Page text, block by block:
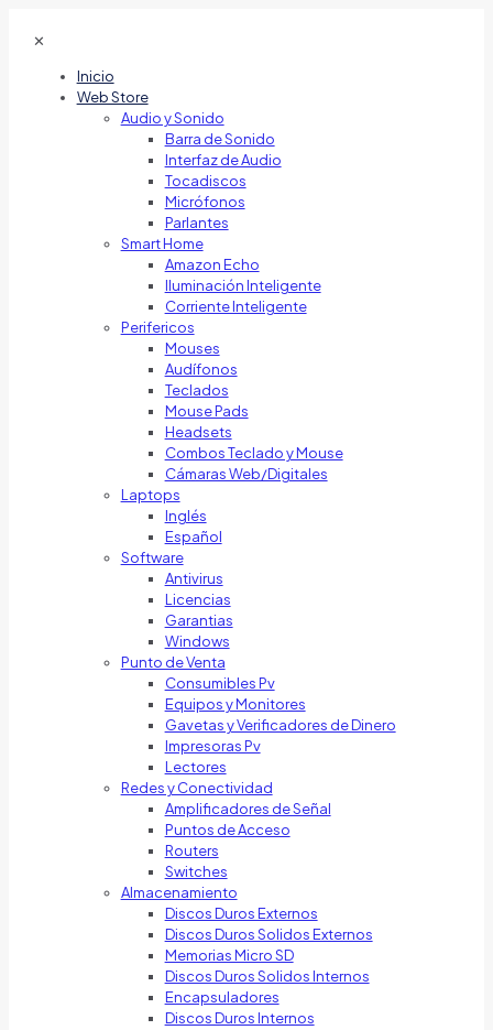
✕
Inicio
Web Store
Audio y Sonido
Barra de Sonido
Interfaz de Audio
Tocadiscos
Micrófonos
Parlantes
Smart Home
Amazon Echo
Iluminación Inteligente
Corriente Inteligente
Perifericos
Mouses
Audífonos
Teclados
Mouse Pads
Headsets
Combos Teclado y Mouse
Cámaras Web/Digitales
Laptops
Inglés
Español
Software
Antivirus
Licencias
Garantias
Windows
Punto de Venta
Consumibles Pv
Equipos y Monitores
Gavetas y Verificadores de Dinero
Impresoras Pv
Lectores
Redes y Conectividad
Amplificadores de Señal
Puntos de Acceso
Routers
Switches
Almacenamiento
Discos Duros Externos
Discos Duros Solidos Externos
Memorias Micro SD
Discos Duros Solidos Internos
Encapsuladores
Discos Duros Internos